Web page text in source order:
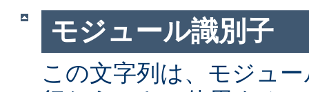
モジュール識別子
この文字列は、モジュ